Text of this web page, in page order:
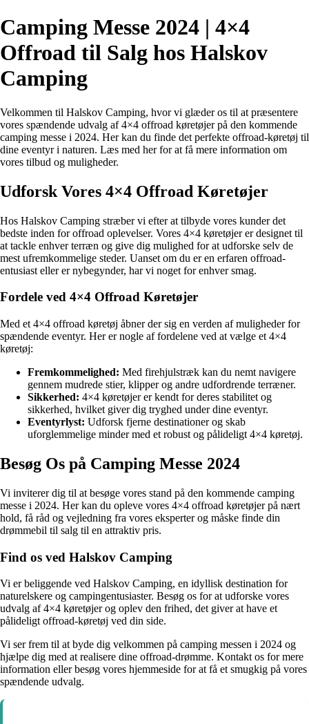
Camping Messe 2024 | 4×4
Offroad til Salg hos Halskov
Camping
Velkommen til Halskov Camping, hvor vi glæder os til at præsentere
vores spændende udvalg af 4×4 offroad køretøjer på den kommende
camping messe i 2024. Her kan du finde det perfekte offroad-køretøj til
dine eventyr i naturen. Læs med her for at få mere information om
vores tilbud og muligheder.
Udforsk Vores 4×4 Offroad Køretøjer
Hos Halskov Camping stræber vi efter at tilbyde vores kunder det
bedste inden for offroad oplevelser. Vores 4×4 køretøjer er designet til
at tackle enhver terræn og give dig mulighed for at udforske selv de
mest ufremkommelige steder. Uanset om du er en erfaren offroad-
entusiast eller er nybegynder, har vi noget for enhver smag.
Fordele ved 4×4 Offroad Køretøjer
Med et 4×4 offroad køretøj åbner der sig en verden af muligheder for
spændende eventyr. Her er nogle af fordelene ved at vælge et 4×4
køretøj:
Fremkommelighed: Med firehjulstræk kan du nemt navigere
gennem mudrede stier, klipper og andre udfordrende terræner.
Sikkerhed: 4×4 køretøjer er kendt for deres stabilitet og
sikkerhed, hvilket giver dig tryghed under dine eventyr.
Eventyrlyst: Udforsk fjerne destinationer og skab
uforglemmelige minder med et robust og pålideligt 4×4 køretøj.
Besøg Os på Camping Messe 2024
Vi inviterer dig til at besøge vores stand på den kommende camping
messe i 2024. Her kan du opleve vores 4×4 offroad køretøjer på nært
hold, få råd og vejledning fra vores eksperter og måske finde din
drømmebil til salg til en attraktiv pris.
Find os ved Halskov Camping
Vi er beliggende ved Halskov Camping, en idyllisk destination for
naturelskere og campingentusiaster. Besøg os for at udforske vores
udvalg af 4×4 køretøjer og oplev den frihed, det giver at have et
pålideligt offroad-køretøj ved din side.
Vi ser frem til at byde dig velkommen på camping messen i 2024 og
hjælpe dig med at realisere dine offroad-drømme. Kontakt os for mere
information eller besøg vores hjemmeside for at få et smugkig på vores
spændende udvalg.